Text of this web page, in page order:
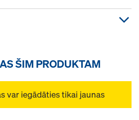
ŠIM PRODUKTAM
var iegādāties tikai jaunas